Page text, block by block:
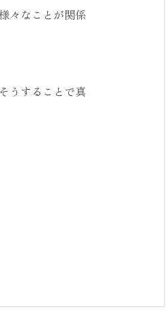
々なことが関係
うすることで真